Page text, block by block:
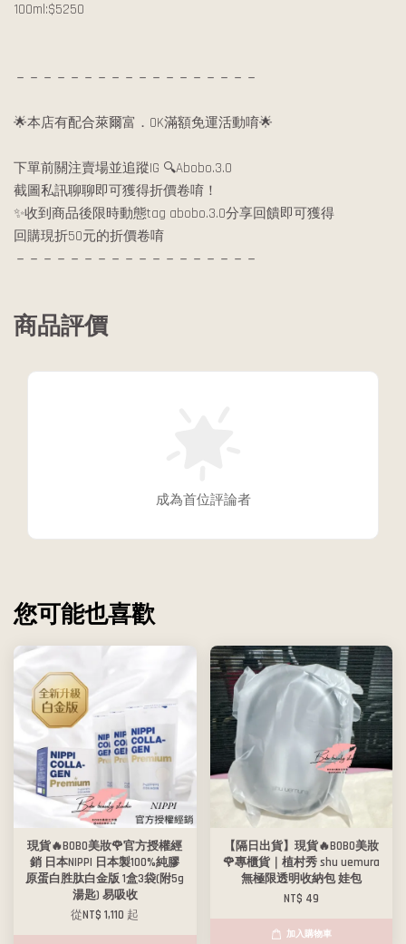
100ml:$5250
－－－－－－－－－－－－－－－－－－
🌟本店有配合萊爾富．OK滿額免運活動唷🌟
下單前關注賣場並追蹤IG 🔍Abobo.3.0
截圖私訊聊聊即可獲得折價卷唷！
✨收到商品後限時動態tag abobo.3.0分享回饋即可獲得
回購現折50元的折價卷唷
－－－－－－－－－－－－－－－－－－
商品評價
成為首位評論者
您可能也喜歡
現貨🔥BOBO美妝🌹官方授權經
銷 日本NIPPI 日本製100%純膠
原蛋白胜肽白金版 1盒3袋(附5g
湯匙) 易吸收
從NT$ 1,110 起
【隔日出貨】現貨🔥BOBO美妝
🌹專櫃貨｜植村秀 shu uemura
無極限透明收納包 娃包
NT$ 49
加入購物車